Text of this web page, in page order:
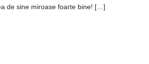
de sine miroase foarte bine! […]